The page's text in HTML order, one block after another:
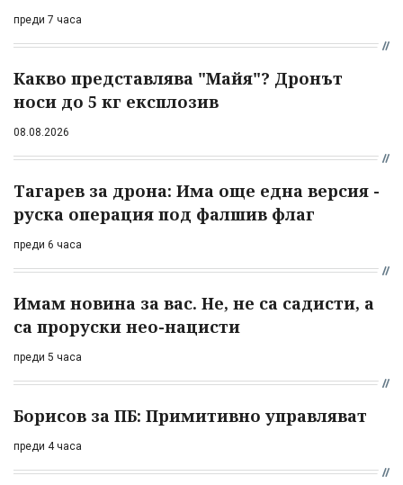
преди 7 часа
Какво представлява "Майя"? Дронът
носи до 5 кг експлозив
08.08.2026
Тагарев за дрона: Има още една версия -
руска операция под фалшив флаг
преди 6 часа
Имам новина за вас. Не, не са садисти, а
са проруски нео-нацисти
преди 5 часа
Борисов за ПБ: Примитивно управляват
преди 4 часа